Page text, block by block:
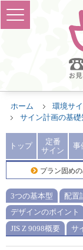
ホーム 環境サ
サイン計画の基礎
トップ
定番
サイン
事
プラン固め
3つの基本型 配置
デザインのポイント
JIS Z 9098概要
サ